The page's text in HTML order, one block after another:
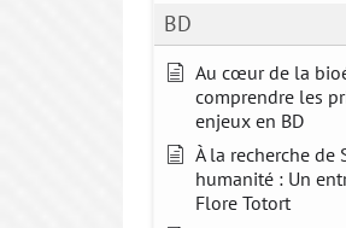
BD
Au cœur de la
comprendre les
enjeux en BD
À la recherche de
humanité : Un
Flore Totort